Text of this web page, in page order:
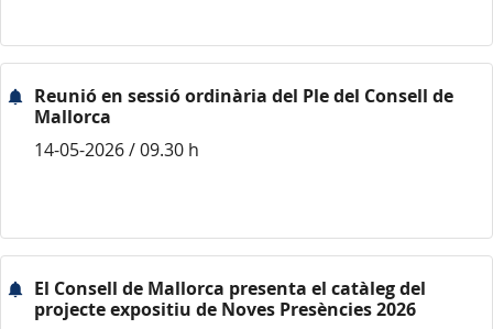
Reunió en sessió ordinària del Ple del Consell de
Mallorca
14-05-2026 / 09.30 h
El Consell de Mallorca presenta el catàleg del
projecte expositiu de Noves Presències 2026